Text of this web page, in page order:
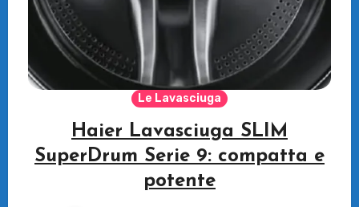
Le Lavasciuga
Haier Lavasciuga SLIM
SuperDrum Serie 9: compatta e
potente